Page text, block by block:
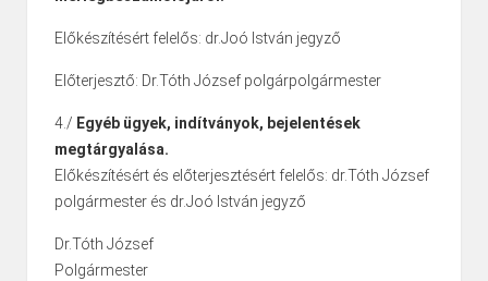
Előkészítésért felelős: dr.Joó István jegyző
Előterjesztő: Dr.Tóth József polgárpolgármester
4./ Egyéb ügyek, indítványok, bejelentések
megtárgyalása.
Előkészítésért és előterjesztésért felelős: dr.Tóth József
polgármester és dr.Joó István jegyző
Dr.Tóth József
Polgármester